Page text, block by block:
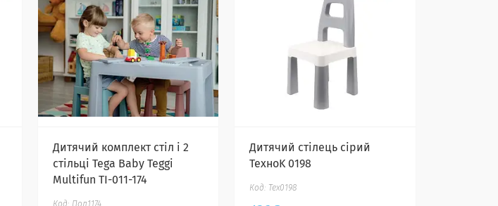
Дитячий комплект стіл і 2
стільці Tega Baby Teggi
Multifun TI-011-174
Дитячий стілець сірий
ТехноK 0198
Тех0198